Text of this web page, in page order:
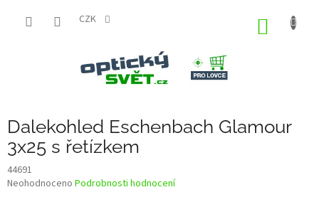
CZK
Dalekohled Eschenbach Glamour
3x25 s řetízkem
44691
Průměrné
Neohodnoceno Podrobnosti hodnocení